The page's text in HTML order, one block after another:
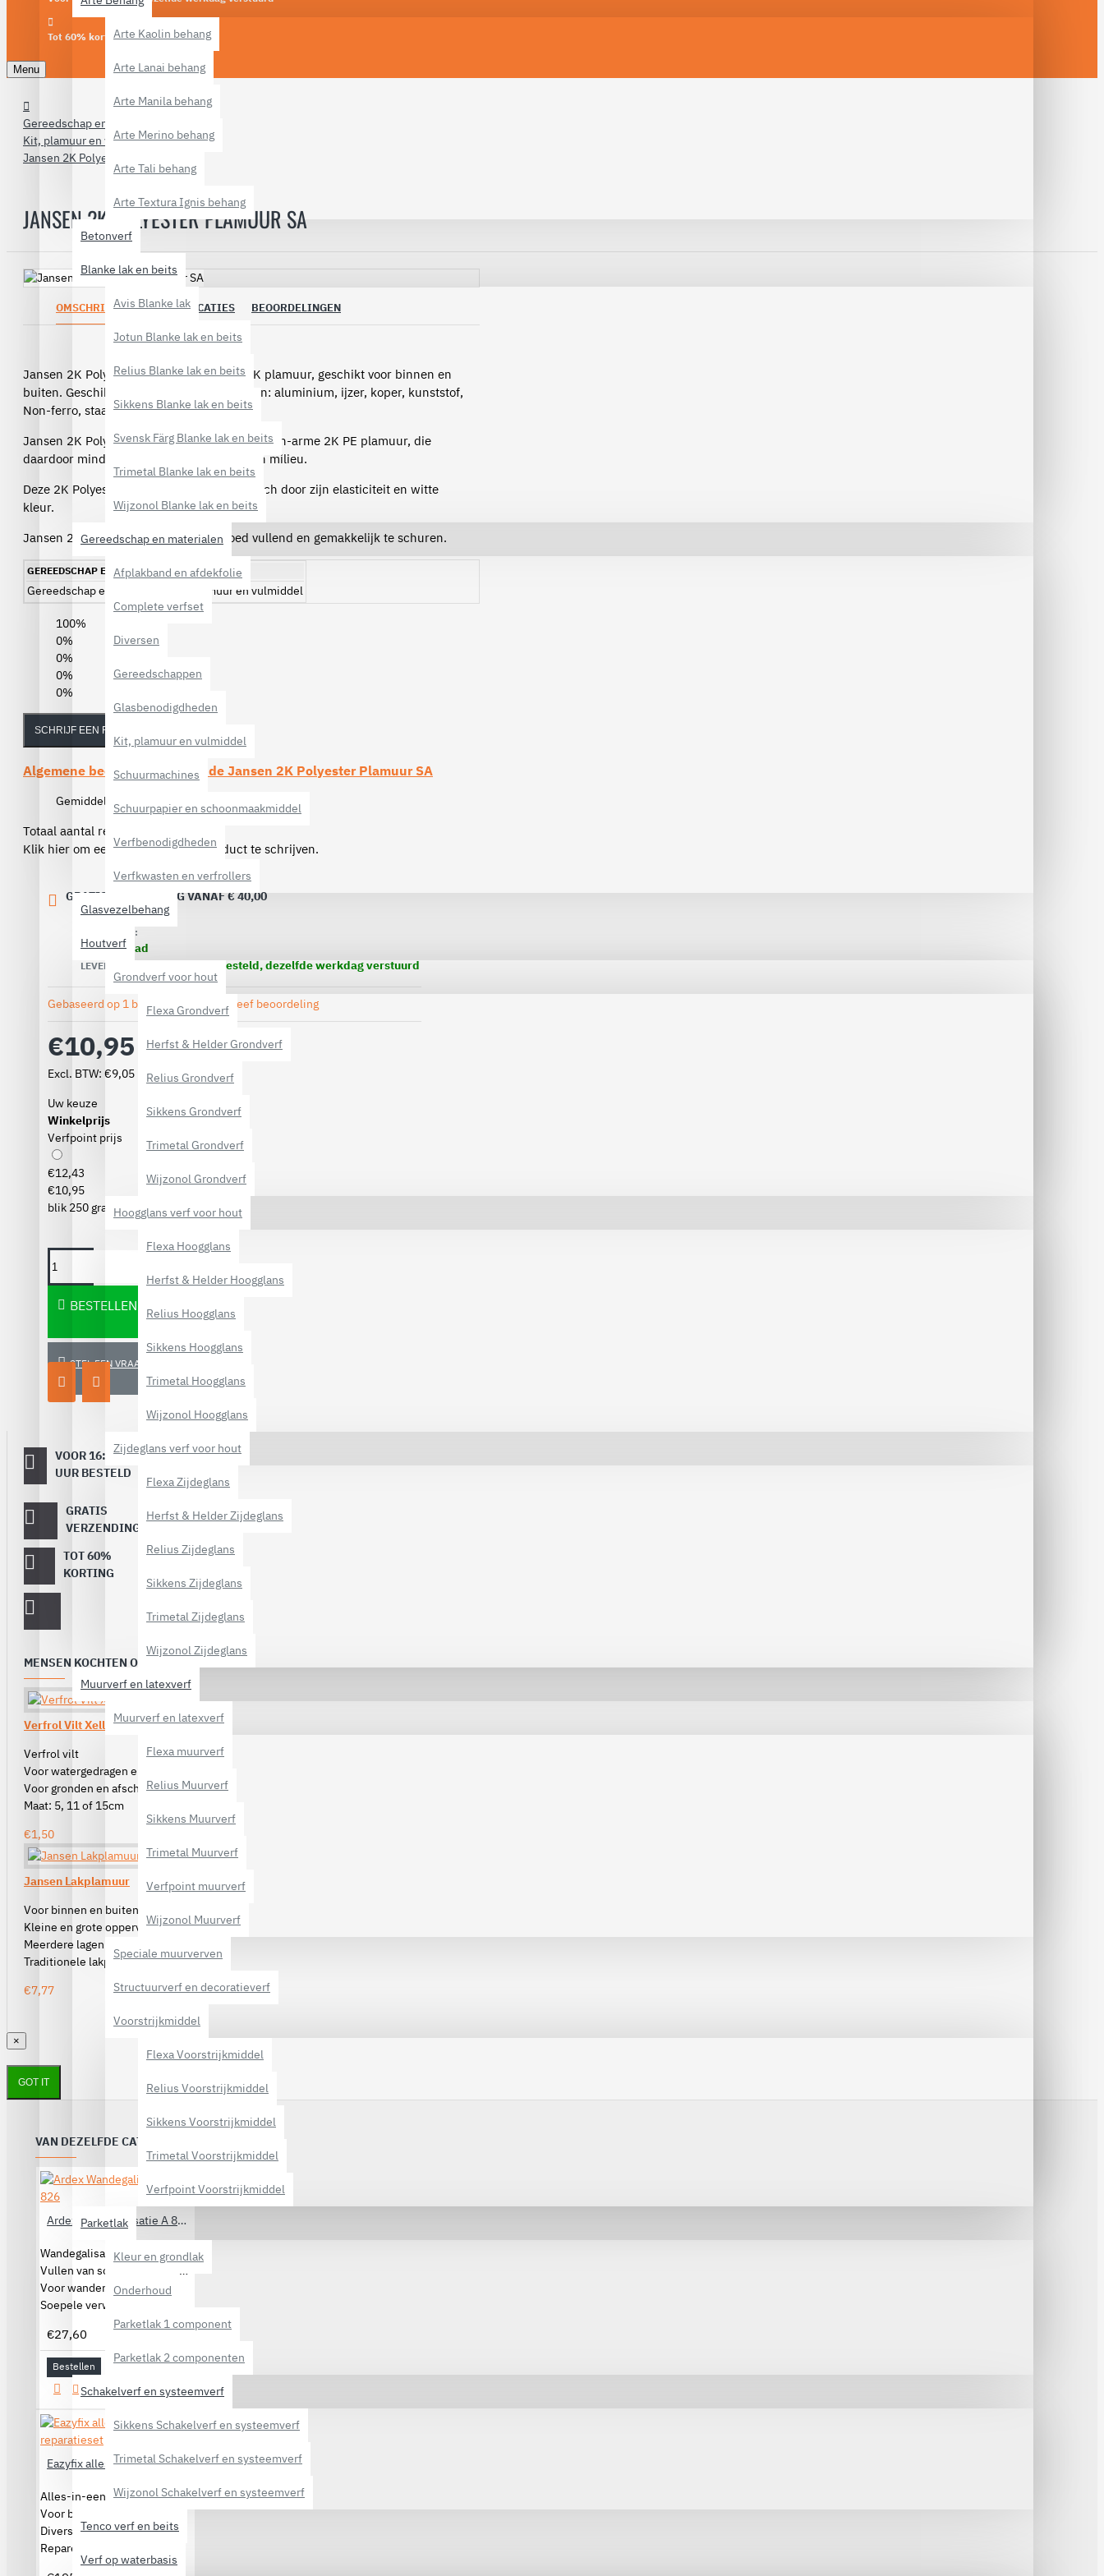
Arte Kaolin behang
Arte Lanai behang
Arte Manila behang
Arte Merino behang
Arte Tali behang
Arte Textura Ignis behang
Betonverf
Blanke lak en beits
Avis Blanke lak
Jotun Blanke lak en beits
Relius Blanke lak en beits
Sikkens Blanke lak en beits
Svensk Färg Blanke lak en beits
Trimetal Blanke lak en beits
Wijzonol Blanke lak en beits
Gereedschap en materialen
Afplakband en afdekfolie
Complete verfset
Diversen
Gereedschappen
Glasbenodigdheden
Kit, plamuur en vulmiddel
Schuurmachines
Schuurpapier en schoonmaakmiddel
Verfbenodigdheden
Verfkwasten en verfrollers
Glasvezelbehang
Houtverf
Grondverf voor hout
Flexa Grondverf
Herfst & Helder Grondverf
Relius Grondverf
Sikkens Grondverf
Trimetal Grondverf
Wijzonol Grondverf
Hoogglans verf voor hout
Flexa Hoogglans
Herfst & Helder Hoogglans
Relius Hoogglans
Sikkens Hoogglans
Trimetal Hoogglans
Wijzonol Hoogglans
Zijdeglans verf voor hout
Flexa Zijdeglans
Herfst & Helder Zijdeglans
Relius Zijdeglans
Sikkens Zijdeglans
Trimetal Zijdeglans
Wijzonol Zijdeglans
Muurverf en latexverf
Muurverf en latexverf
Flexa muurverf
Relius Muurverf
Sikkens Muurverf
Trimetal Muurverf
Verfpoint muurverf
Wijzonol Muurverf
Speciale muurverven
Structuurverf en decoratieverf
Voorstrijkmiddel
Flexa Voorstrijkmiddel
Relius Voorstrijkmiddel
Sikkens Voorstrijkmiddel
Trimetal Voorstrijkmiddel
Verfpoint Voorstrijkmiddel
Parketlak
Kleur en grondlak
Onderhoud
Parketlak 1 component
Parketlak 2 componenten
Schakelverf en systeemverf
Sikkens Schakelverf en systeemverf
Trimetal Schakelverf en systeemverf
Wijzonol Schakelverf en systeemverf
Tenco verf en beits
Verf op waterbasis
Tot 60% korting
Menu
Gereedschap en materialen
Kit, plamuur en vulmiddel
Jansen 2K Polyester Plamuur SA
JANSEN 2K POLYESTER PLAMUUR SA
OMSCHRIJVING SPECIFICATIES BEOORDELINGEN
Jansen 2K Polyester Plamuur SA is een 2K plamuur, geschikt voor binnen en
buiten. Geschikt voor diverse ondergronden: aluminium, ijzer, koper, kunststof,
Non-ferro, staal, zink, en hout.
Jansen 2K Polyester Plamuur SA is een styreen-arme 2K PE plamuur, die
daardoor minder belastend is voor mens en milieu.
Deze 2K Polyester Plamuur onderscheidt zich door zijn elasticiteit en witte
kleur.
Jansen 2K Polyester Plamuur SA is goed vullend en gemakkelijk te schuren.
GEREEDSCHAP EN MATERIALEN
Gereedschap en materialen Kit plamuur en vulmiddel
100%
0%
0%
0%
0%
SCHRIJF EEN REVIEW
Algemene beoordelingen van deJansen 2K Polyester Plamuur SA
Gemiddelde beoordeling:
Totaal aantal reviews (1)
Klik hier om een review over dit product te schrijven.
GRATIS VERZENDING VANAF € 40,00
VOORRAAD:
Op voorraad
LEVERTIJD: Voor 16.00 uur besteld, dezelfde werkdag verstuurd
Gebaseerd op 1 beoordeling(en). Geef beoordeling
€10,95
Excl. BTW: €9,05
Uw keuze
Winkelprijs
Verfpoint prijs
€12,43
€10,95
blik 250 gram
BESTELLEN
STEL EEN VRAAG
VOOR 16:00
UUR BESTELD
Dezelfde
verstuurd
GRATIS
VERZENDING
Vanaf €
40,-
TOT 60%
KORTING
Op topmerken
MENSEN KOCHTEN OOK
Verfrol Vilt Xellent
Verfrol vilt
Voor watergedragen en terpentine
Voor gronden en afschilderen
Maat: 5, 11 of 15cm
€1,50
Jansen Lakplamuur
Voor binnen en buiten
Kleine en grote oppervlakken
Meerdere lagen per dag
Traditionele lakplamuur
€7,77
×
GOT IT
VAN DEZELFDE CATEGORIE
Ardex Wandegalisatie A 826
Wandegalisatie
Vullen van scheuren en gaten
Voor wanden en plafonds
Soepele verwerking
€27,60
Bestellen
Eazyfix alles-in-één hout reparatieset
Alles-in-een hout reparatieset
Voor binnen en buiten
Diverse reparaties
Repareren van hout